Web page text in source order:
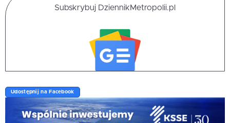
Subskrybuj DziennikMetropolii.pl
Udostępnij na Facebook